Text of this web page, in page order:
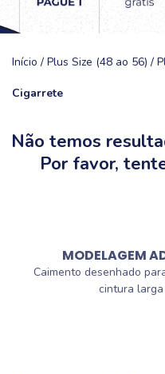
Início / Plus Size (48 ao 56) /
Cigarrete
Não temos
Por favor,
MODELAGEM
Caimento desenhado
cintura